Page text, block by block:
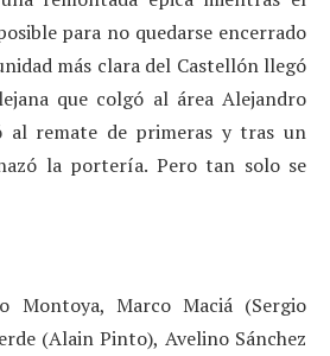
para no quedarse encerrado
más clara del Castellón llegó
que colgó al área Alejandro
al remate de primeras y tras un
la portería. Pero tan solo se
Montoya, Marco Maciá (Sergio
(Alain Pinto), Avelino Sánchez